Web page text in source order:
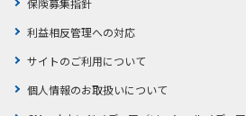
保険募集指針
利益相反管理への対応
サイトのご利用について
個人情報のお取扱いについて